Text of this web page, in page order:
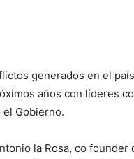
generados en el
años con líderes
Gobierno.
la Rosa, co